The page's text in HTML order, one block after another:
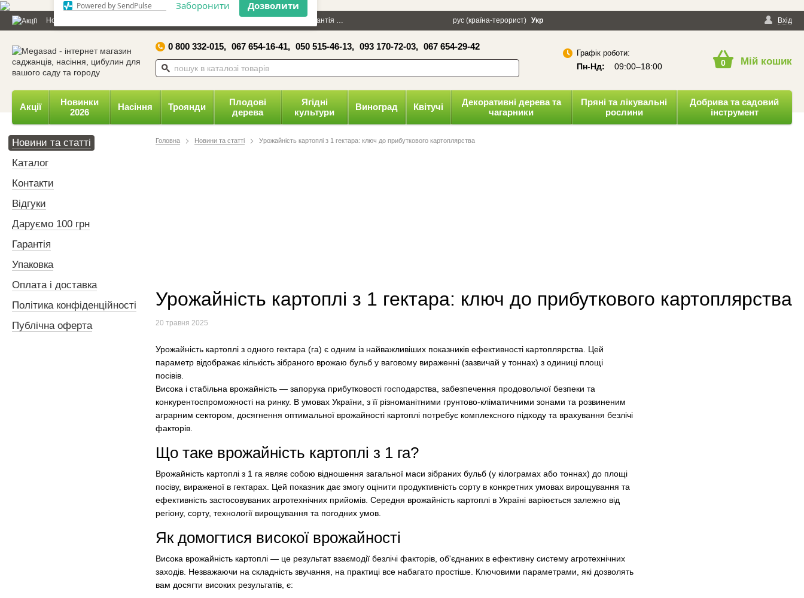
відправляти вам сповіщення на
робочий стіл.
Powered by SendPulse Заборонити Дозволити
×
Новини та статті Гарантія Політика конфіденційності Вхід
рус (країна-терорист) Укр
0 800 332-015, 067 654-16-41, 050 515-46-13, 093 170-72-03, 067 654-29-42
Графік роботи:
Пн-Нд: 09:00–18:00 0 Мій кошик
Акції
Новинки
2026
Насіння Троянди
Плодові
дерева
Ягідні
культури
Виноград Квітучі
Декоративні дерева та
чагарники
Пряні та лікувальні
рослини
Добрива та садовий
інструмент
Головна Новини та статті Урожайність картоплі з 1 гектара: ключ до прибуткового картоплярства
Урожайність картоплі з 1 гектара: ключ до прибуткового картоплярства
20 травня 2025
Урожайність картоплі з одного гектара (га) є одним із найважливіших показників ефективності картоплярства. Цей
параметр відображає кількість зібраного врожаю бульб у ваговому вираженні (зазвичай у тоннах) з одиниці площі
посівів.
Висока і стабільна врожайність — запорука прибутковості господарства, забезпечення продовольчої безпеки та
конкурентоспроможності на ринку. В умовах України, з її різноманітними грунтово-кліматичними зонами та розвиненим
аграрним сектором, досягнення оптимальної врожайності картоплі потребує комплексного підходу та врахування безлічі
факторів.
Що таке врожайність картоплі з 1 га?
Врожайність картоплі з 1 га являє собою відношення загальної маси зібраних бульб (у кілограмах або тоннах) до площі
посіву, вираженої в гектарах. Цей показник дає змогу оцінити продуктивність сорту в конкретних умовах вирощування та
ефективність застосовуваних агротехнічних прийомів. Середня врожайність картоплі в Україні варіюється залежно від
регіону, сорту, технології вирощування та погодних умов.
Як домогтися високої врожайності
Висока врожайність картоплі — це результат взаємодії безлічі факторів, об'єднаних в ефективну систему агротехнічних
заходів. Незважаючи на складність звучання, на практиці все набагато простіше. Ключовими параметрами, які дозволять
вам досягти високих результатів, є:
Новини та статті
Каталог
Контакти
Відгуки
Даруємо 100 грн
Гарантія
Упаковка
Оплата і доставка
Політика конфіденційності
Публічна оферта